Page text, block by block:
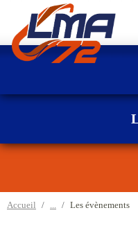
Accueil Les évènements
Panneau de gestion des cookies